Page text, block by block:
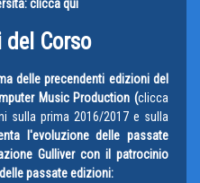
clicca qui
del Corso
delle precendenti edizioni del
Music Production (clicca
sulla prima 2016/2017 e sulla
l'evoluzione delle passate
Gulliver con il patrocinio
passate edizioni: